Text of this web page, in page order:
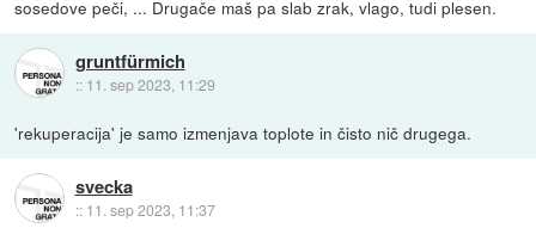
sosedove peči, ... Drugače maš pa slab zrak, vlago, tudi plesen.
gruntfürmich
:: 11. sep 2023, 11:29
'rekuperacija' je samo izmenjava toplote in čisto nič drugega.
svecka
:: 11. sep 2023, 11:37